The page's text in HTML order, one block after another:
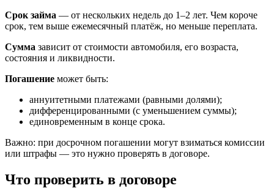
Срок займа — от нескольких недель до 1–2 лет. Чем короче
срок, тем выше ежемесячный платёж, но меньше переплата.
Сумма зависит от стоимости автомобиля, его возраста,
состояния и ликвидности.
Погашение может быть:
аннуитетными платежами (равными долями);
дифференцированными (с уменьшением суммы);
единовременным в конце срока.
Важно: при досрочном погашении могут взиматься комиссии
или штрафы — это нужно проверять в договоре.
Что проверить в договоре